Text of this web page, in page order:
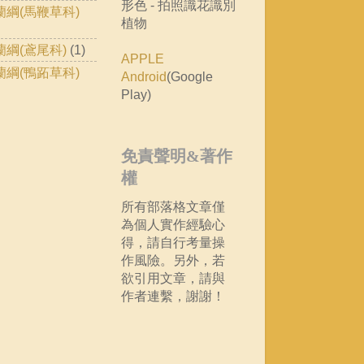
綱(馬鞭草科)
綱(鳶尾科) (1)
綱(鴨跖草科)
形色 - 拍照識花識別
植物
APPLE
Android(Google
Play)
免責聲明&著作
權
所有部落格文章僅
為個人實作經驗心
得，請自行考量操
作風險。另外，若
欲引用文章，請與
作者連繫，謝謝！